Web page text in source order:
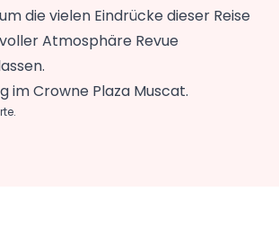
die vielen Eindrücke dieser Reise
Atmosphäre Revue
im Crowne Plaza Muscat.